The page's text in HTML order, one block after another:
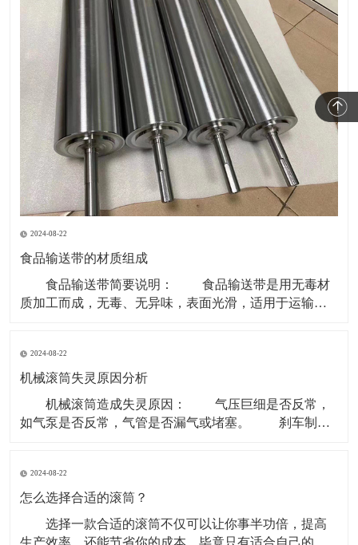
2024-08-22
食品输送带的材质组成
食品输送带简要说明： 食品输送带是用无毒材
质加工而成，无毒、无异味，表面光滑，适用于运输食
份，所以现在用于食品行业基本用PU型输送带。 材
质有PVC、聚乙烯、聚炳稀、PP、塑钢 ACE
2024-08-22
机械滚筒失灵原因分析
机械滚筒造成失灵原因： 气压巨细是否反常，
如气泵是否反常，气管是否漏气或堵塞。 刹车制动
锤张紧处上部个改向机械滚筒除应笔直于皮带长度方向
以外还应笔直于重力垂线，即确保其轴中心线水平。
2024-08-22
怎么选择合适的滚筒？
选择一款合适的滚筒不仅可以让你事半功倍，提高
生产效率，还能节省你的成本，毕竟只有适合自己的才